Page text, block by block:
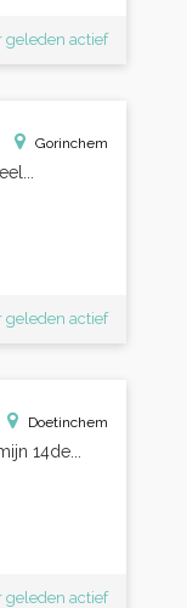
geleden actief
Gorinchem
geleden actief
Doetinchem
14de...
geleden actief